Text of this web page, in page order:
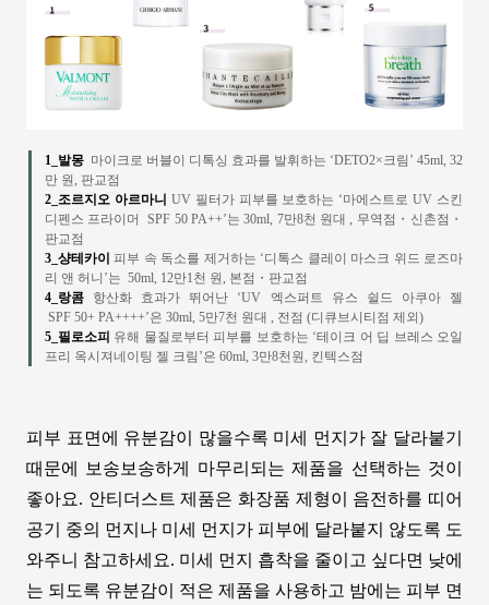
1_발몽 마이크로 버블이 디톡싱 효과를 발휘하는 ‘DETO2×크림’ 45ml, 32
만 원
판교점
2_조르지오 아르마니 UV 필터가 피부를 보호하는 ‘마에스트로 UV 스킨
디펜스 프라이머 SPF 50 PA++’는 30ml, 7만8천 원대 , 무역점 ・신촌점・
판교점
3_샹테카이 피부 속 독소를 제거하는 ‘디톡스 클레이 마스크 위드 로즈마
리 앤 허니’는 50ml, 12만1 천 원 본점 ・판교점
4_랑콤
항산화 효과가 뛰어난 ‘UV 엑스퍼트 유스 쉴드
아쿠아 젤
SPF 50+ PA++++’은 30ml, 5만7천 원대 전점 (디큐브시티점 제외)
5_필로소피 유해 물질로부터 피부를 보호하는 ‘테이크 어 딥 브레스 오일
프리 옥시져네이팅 젤 크림’은 60ml, 3만8천원 킨텍스점
피부 표면에 유분감이 많을수록 미세 먼지가 잘 달라붙기
때문에 보송보송하게 마무리되는 제품을 선택하는 것이
좋아요. 안티더스트 제품은 화장품 제형이 음전하를 띠어
공기 중의 먼지나 미세 먼지가 피부에 달라붙지 않도록 도
와주니 참고하세요. 미세 먼지 흡착을 줄이고 싶다면 낮에
는 되도록 유분감이 적은 제품을 사용하고 밤에는 피부 면